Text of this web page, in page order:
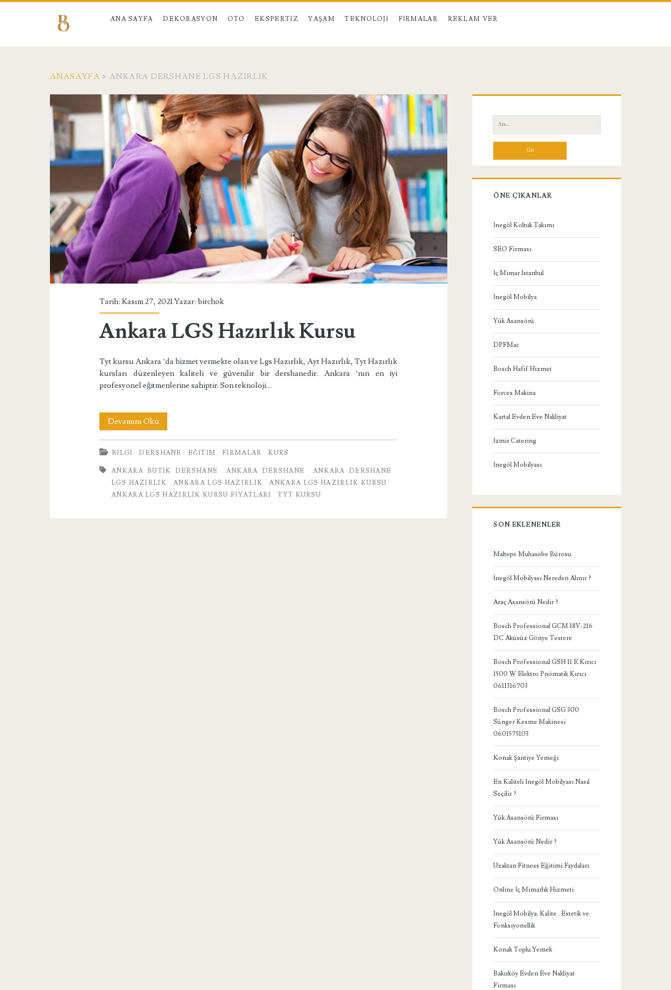
ANA SAYFA DEKORASYON OTO EKSPERTIZ YAŞAM TEKNOLOJI FIRMALAR REKLAM VER
ANASAYFA > ANKARA DERSHANE LGS HAZIRLIK
Etiket:
<span>Ankara
Dershane
Hazırlık</span>
Tarih: Kasım 27, 2021 Yazar:birchok
Ankara LGS Hazırlık Kursu
Tyt kursu Ankara ‘da hizmet vermekte olan ve Lgs Hazırlık, Ayt Hazırlık, Tyt Hazırlık
kursları düzenleyen kaliteli ve güvenilir bir dershanedir. Ankara ‘nın en iyi
profesyonel eğitmenlerine sahiptir. Son teknoloji…
Devamını OkuAnkara
LGS
Hazırlık
Kursu
BILGI DERSHANE EĞITIM FIRMALAR KURS
ANKARA BUTIK DERSHANE ANKARA DERSHANE
ANKARA DERSHANE
LGS HAZIRLIK
ANKARA LGS HAZIRLIK
ANKARA LGS HAZIRLIK KURSU
ANKARA LGS HAZIRLIK KURSU FIYATLARI
TYT KURSU
Yan
Menü
Ara:
ÖNE ÇIKANLAR
İnegöl Koltuk Takımı
SEO Firması
İç Mimar İstanbul
İnegöl Mobilya
Yük Asansörü
DPFMac
Bosch Hafif Hizmet
Forces Makina
Kartal Evden Eve Nakliyat
İzmir Catering
İnegöl Mobilyası
SON EKLENENLER
Maltepe Muhasebe Bürosu
İnegöl Mobilyası Nereden Alınır ?
Araç Asansörü Nedir ?
Bosch Professional GCM 18V-216
DC Aküsüz Gönye Testere
Bosch Professional GSH 11 E Kırıcı
1500 W Elektro Pnömatik Kırıcı
0611316703
Bosch Professional GSG 300
Sünger Kesme Makinesi
0601575103
Konak Şantiye Yemeği
En Kaliteli İnegöl Mobilyası Nasıl
Seçilir ?
Yük Asansörü Firması
Yük Asansörü Nedir ?
Uzaktan Fitness Eğitimi Faydaları
Online İç Mimarlık Hizmeti
İnegöl Mobilya: Kalite , Estetik ve
Fonksiyonellik
Konak Toplu Yemek
Bakırköy Evden Eve Nakliyat
Firması